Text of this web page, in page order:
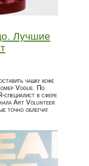
Лучшие
чашку кофе
Vogue. По
в сфере
Art Volunteer
точно облегчат